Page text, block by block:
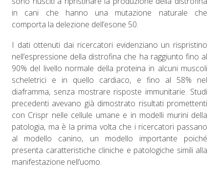
in cani che hanno una mutazione naturale che
comporta la delezione dell’esone 50.
I dati ottenuti dai ricercatori evidenziano un rispristino
nell’espressione della distrofina che ha raggiunto fino al
90% del livello normale della proteina in alcuni muscoli
scheletrici e in quello cardiaco, e fino al 58% nel
diaframma, senza mostrare risposte immunitarie. Studi
precedenti avevano già dimostrato risultati promettenti
con Crispr nelle cellule umane e in modelli murini della
patologia, ma è la prima volta che i ricercatori passano
al modello canino, un modello importante poiché
presenta caratteristiche cliniche e patologiche simili alla
manifestazione nell’uomo.